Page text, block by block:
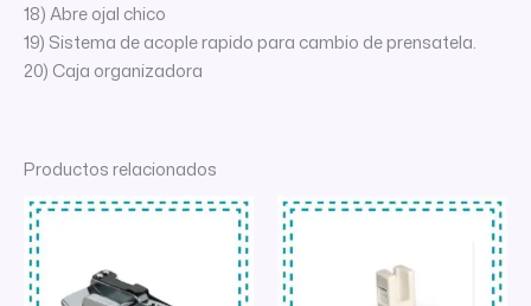
18) Abre ojal chico
19) Sistema de acople rapido para cambio de prensatela.
20) Caja organizadora
Productos relacionados